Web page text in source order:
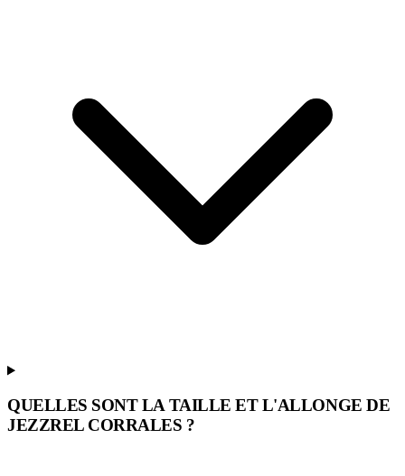
QUELLES SONT LA TAILLE ET L'ALLONGE DE
JEZZREL CORRALES ?